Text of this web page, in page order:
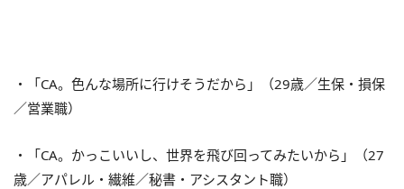
・「CA。色んな場所に行けそうだから」（29歳／生保・損保
／営業職）
・「CA。かっこいいし、世界を飛び回ってみたいから」（27
歳／アパレル・繊維／秘書・アシスタント職）